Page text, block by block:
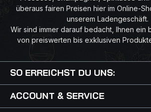
überaus fairen Preisen hier im Online-
unserem Ladengeschäft.
Wir sind immer darauf bedacht, Ihnen ein
von preiswerten bis exklusiven
SO ERREICHST DU UNS:
ACCOUNT & SERVICE